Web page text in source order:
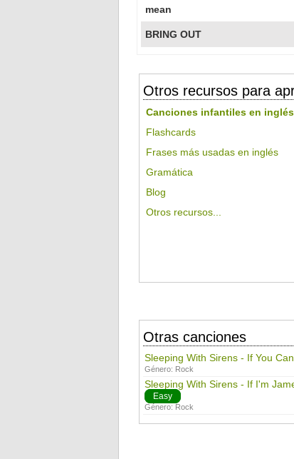
mean
BRING OUT
Otros recursos para
Canciones infantiles en inglés
Flashcards
Frases más usadas en inglés
Gramática
Blog
Otros recursos...
Otras canciones
Sleeping With Sirens - If You
Género: Rock
Sleeping With Sirens - If I'm
Easy
Género: Rock